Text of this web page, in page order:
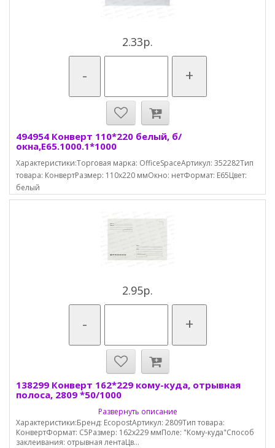
2.33р.
- +
494954 Конверт 110*220 белый, б/
окна,Е65.1000.1*1000
Характеристики:Торговая марка: OfficeSpaceАртикул: 352282Тип
товара: КонвертРазмер: 110х220 ммОкно: нетФормат: E65Цвет:
белый
2.95р.
- +
138299 Конверт 162*229 кому-куда, отрывная
полоса, 2809 *50/1000
Развернуть описание
Характеристики:Бренд: EcopostАртикул: 2809Тип товара:
КонвертФормат: С5Размер: 162х229 ммПоле: "Кому-куда"Способ
заклеивания: отрывная лентаЦв...